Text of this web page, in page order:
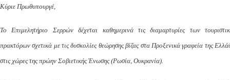
Κύριε Πρωθυπουργέ,
Το Επιμελητήριο Σερρών δέχεται καθημερινά τις διαμαρτυρίες των
πρακτόρων σχετικά με τις δυσκολίες θεώρησης βίζας στα Προξενικά γραφεία της
στις χώρες της πρώην Σοβιετικής Ένωσης (Ρωσία, Ουκρανία).